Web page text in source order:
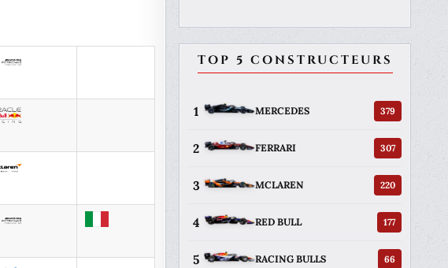
TOP 5 CONSTRUCTEURS
1 MERCEDES 379
2 FERRARI 307
3 MCLAREN 220
4 RED BULL 177
5 RACING BULLS 66